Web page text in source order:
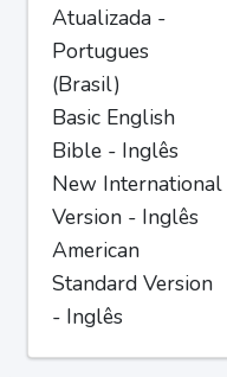
Atualizada -
Portugues
(Brasil)
Basic English
Bible - Inglês
New International
Version - Inglês
American
Standard Version
- Inglês